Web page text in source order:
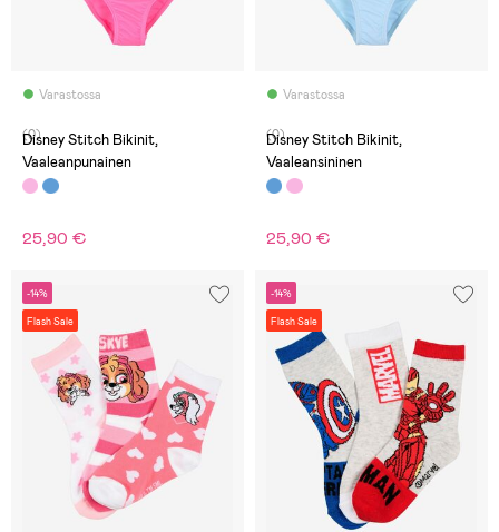
Varastossa
(0)
Disney Stitch Bikinit,
Vaaleanpunainen
25,90 €
Varastossa
(0)
Disney Stitch Bikinit,
Vaaleansininen
25,90 €
-14%
Flash Sale
-14%
Flash Sale